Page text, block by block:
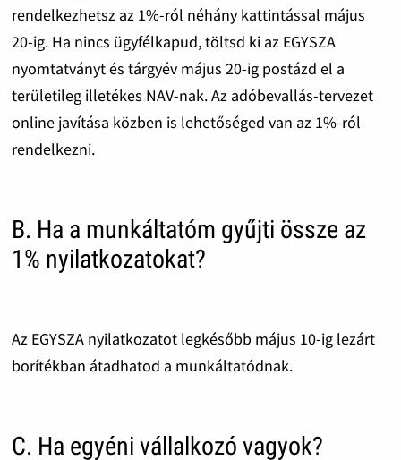
rendelkezhetsz az 1%-ról néhány kattintással május
20-ig. Ha nincs ügyfélkapud, töltsd ki az EGYSZA
nyomtatványt és tárgyév május 20-ig postázd el a
területileg illetékes NAV-nak. Az adóbevallás-tervezet
online javítása közben is lehetőséged van az 1%-ról
rendelkezni.
B. Ha a munkáltatóm gyűjti össze az
1% nyilatkozatokat?
Az EGYSZA nyilatkozatot legkésőbb május 10-ig lezárt
borítékban átadhatod a munkáltatódnak.
C. Ha egyéni vállalkozó vagyok?